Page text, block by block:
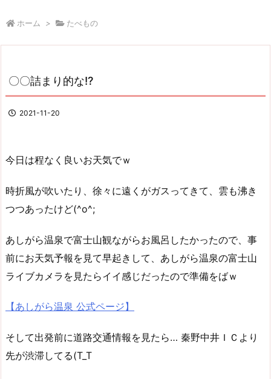
ホーム > たべもの
〇〇詰まり的な!?
2021-11-20
今日は程なく良いお天気でｗ
時折風が吹いたり、徐々に遠くがガスってきて、雲も沸き
つつあったけど(^o^;
あしがら温泉で富士山観ながらお風呂したかったので、事
前にお天気予報を見て早起きして、あしがら温泉の富士山
ライブカメラを見たらイイ感じだったので準備をばｗ
【あしがら温泉 公式ページ】
そして出発前に道路交通情報を見たら… 秦野中井ＩＣより
先が渋滞してる(T_T